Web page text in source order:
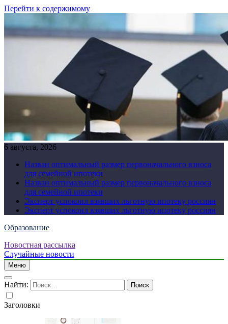
Перейти к содержимому
6 августа, 2026
Назван оптимальный размер первоначального взноса
для семейной ипотеки
Назван оптимальный размер первоначального взноса
для семейной ипотеки
Эксперт успокоил взявших льготную ипотеку россиян
Эксперт успокоил взявших льготную ипотеку россиян
Образование
Новостная рассылка
Случайные новости
Меню
Найти:
Заголовки